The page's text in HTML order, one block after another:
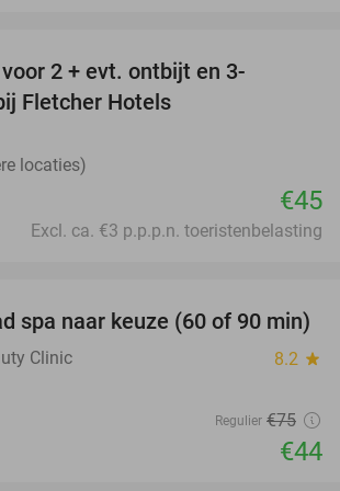
2 + evt. ontbijt en 3-
Fletcher Hotels
locaties)
€45
Excl. ca. €3 p.p.p.n. toeristenbelasting
41%
spa naar keuze (60 of 90 min)
Clinic 8.2 star
Regulier €75
€44